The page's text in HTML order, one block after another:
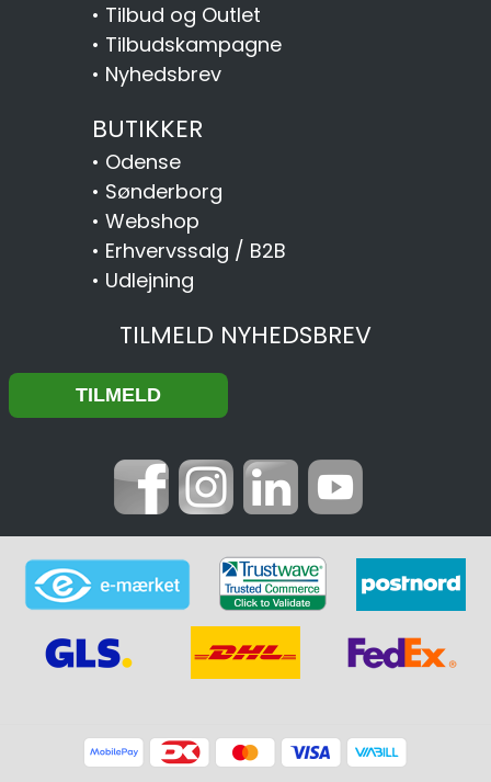
• Tilbud og Outlet
• Tilbudskampagne
• Nyhedsbrev
BUTIKKER
• Odense
• Sønderborg
• Webshop
• Erhvervssalg / B2B
• Udlejning
TILMELD NYHEDSBREV